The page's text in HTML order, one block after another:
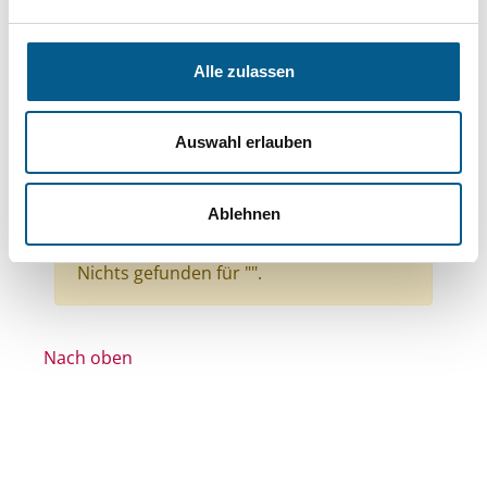
Alle zulassen
Auswahl erlauben
Ablehnen
Themen: Gesundheitswesen
Themen: Wohltätige Zwecke
Themen: Bürgerschaftliches Engagement
Themen: Menschen mit Behinderung
Themen: Seniorinnen, Senioren & Pflege
Alle Filter entfernen
Nichts gefunden für "".
Nach oben